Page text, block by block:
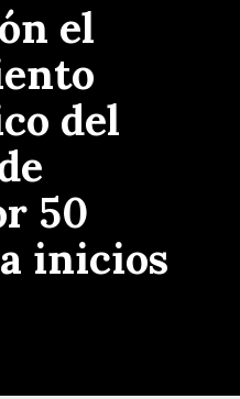
el
del
50
inicios